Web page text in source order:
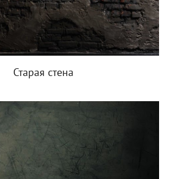
Старая стена